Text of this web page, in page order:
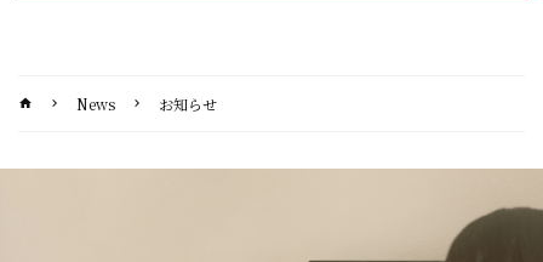
home chevron_right News chevron_right お知らせ